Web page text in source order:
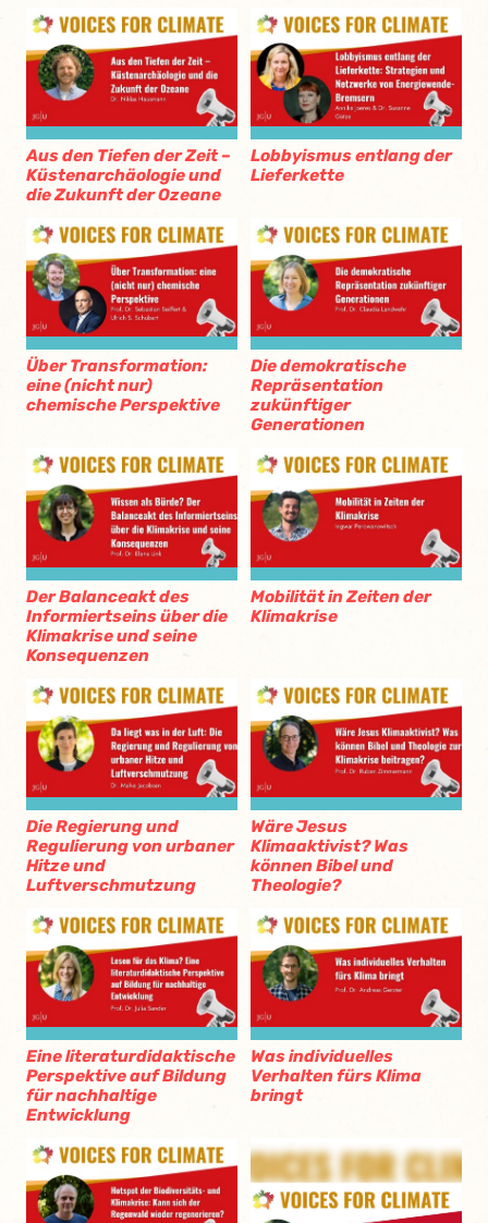
Aus den Tiefen der Zeit –
Küstenarchäologie und
die Zukunft der Ozeane
Lobbyismus entlang der
Lieferkette
Über Transformation:
eine (nicht nur)
chemische Perspektive
Die demokratische
Repräsentation
zukünftiger
Generationen
Der Balanceakt des
Informiertseins über die
Klimakrise und seine
Konsequenzen
Mobilität in Zeiten der
Klimakrise
Die Regierung und
Regulierung von urbaner
Hitze und
Luftverschmutzung
Wäre Jesus
Klimaaktivist? Was
können Bibel und
Theologie?
Eine literaturdidaktische
Perspektive auf Bildung
für nachhaltige
Entwicklung
Was individuelles
Verhalten fürs Klima
bringt